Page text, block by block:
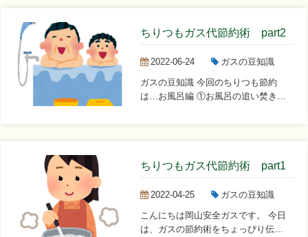
ちりつもガス代節約術 part2
2022-06-24
ガスの豆知識
ガスの豆知識 今回のちりつも節約
は…お風呂編 ①お風呂の追い焚きは
ちりつもガス代節約術 part1
2022-04-25
ガスの豆知識
こんにちは岡山安全ガスです。 今日
は、ガスの節約術をちょっぴり伝